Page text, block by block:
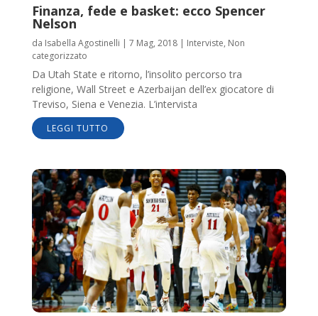
Finanza, fede e basket: ecco Spencer
Nelson
da Isabella Agostinelli | 7 Mag, 2018| Interviste, Non
categorizzato
Da Utah State e ritorno, l’insolito percorso tra
religione, Wall Street e Azerbaijan dell’ex giocatore di
Treviso, Siena e Venezia. L’intervista
LEGGI TUTTO